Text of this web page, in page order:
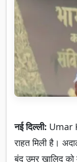
नई दिल्ली: Umar
राहत मिली है।
बंद उमर खालिद को